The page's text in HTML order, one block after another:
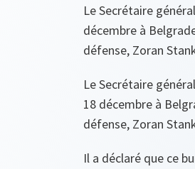
Le Secrétaire
décembre à
défense, Zoran
Le Secrétaire
18 décembre à
défense, Zoran
Il a déclaré que ce